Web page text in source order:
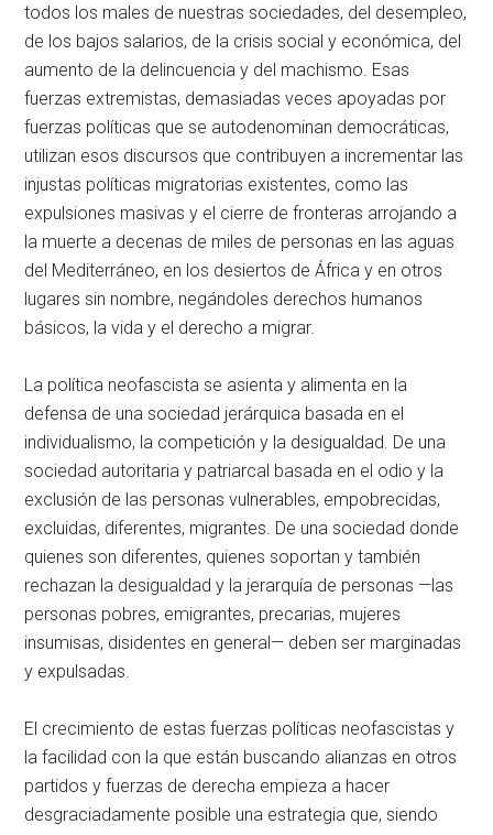
todos los males de nuestras sociedades, del desempleo,
de los bajos salarios, de la crisis social y económica, del
aumento de la delincuencia y del machismo. Esas
fuerzas extremistas, demasiadas veces apoyadas por
fuerzas políticas que se autodenominan democráticas,
utilizan esos discursos que contribuyen a incrementar las
injustas políticas migratorias existentes, como las
expulsiones masivas y el cierre de fronteras arrojando a
la muerte a decenas de miles de personas en las aguas
del Mediterráneo, en los desiertos de África y en otros
lugares sin nombre, negándoles derechos humanos
básicos, la vida y el derecho a migrar.
La política neofascista se asienta y alimenta en la
defensa de una sociedad jerárquica basada en el
individualismo, la competición y la desigualdad. De una
sociedad autoritaria y patriarcal basada en el odio y la
exclusión de las personas vulnerables, empobrecidas,
excluidas, diferentes, migrantes. De una sociedad donde
quienes son diferentes, quienes soportan y también
rechazan la desigualdad y la jerarquía de personas —las
personas pobres, emigrantes, precarias, mujeres
insumisas, disidentes en general— deben ser marginadas
y expulsadas.
El crecimiento de estas fuerzas políticas neofascistas y
la facilidad con la que están buscando alianzas en otros
partidos y fuerzas de derecha empieza a hacer
desgraciadamente posible una estrategia que, siendo